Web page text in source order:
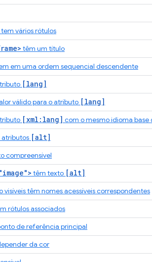
vários rótulos
têm um título
em uma ordem sequencial descendente
[lang]
válido para o atributo [lang]
[xml:lang] com o mesmo idioma base
[alt]
compreensível
têm texto [alt]
têm nomes acessíveis correspondentes
rótulos associados
de referência principal
da cor